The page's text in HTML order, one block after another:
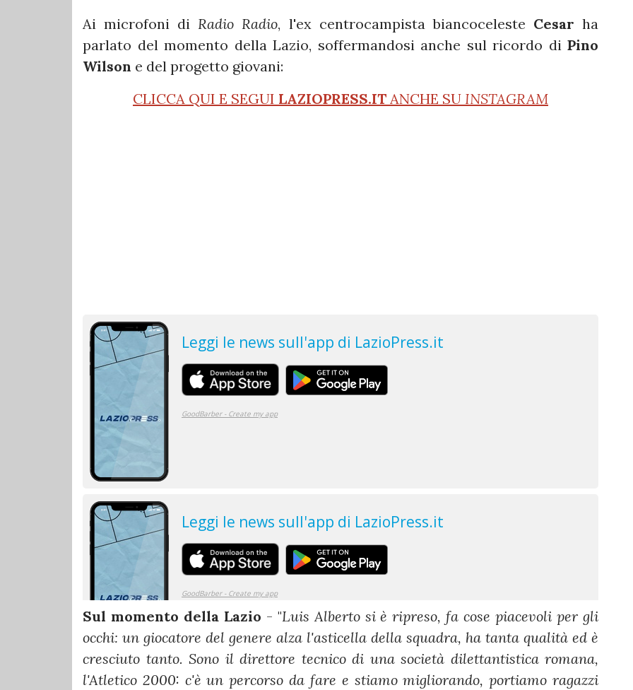
Ai microfoni di Radio Radio, l'ex centrocampista biancoceleste Cesar ha
parlato del momento della Lazio, soffermandosi anche sul ricordo di Pino
Wilson e del progetto giovani:
CLICCA QUI E SEGUI LAZIOPRESS.IT ANCHE SU INSTAGRAM
Sul momento della Lazio - "Luis Alberto si è ripreso, fa cose piacevoli per gli
occhi: un giocatore del genere alza l'asticella della squadra, ha tanta qualità ed è
cresciuto tanto. Sono il direttore tecnico di una società dilettantistica romana,
l'Atletico 2000: c'è un percorso da fare e stiamo migliorando, portiamo ragazzi